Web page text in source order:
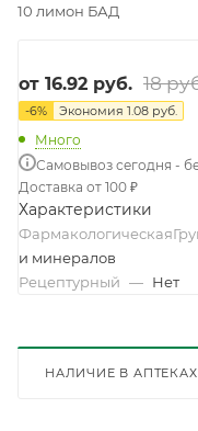
10 лимон БАД
от 16.92 руб. 18
-6% Экономия 1.08 руб.
Много
Самовывоз сегодня -
Доставка от 100 ₽
Характеристики
и минералов
Рецептурный — Нет
НАЛИЧИЕ В АПТЕКАХ